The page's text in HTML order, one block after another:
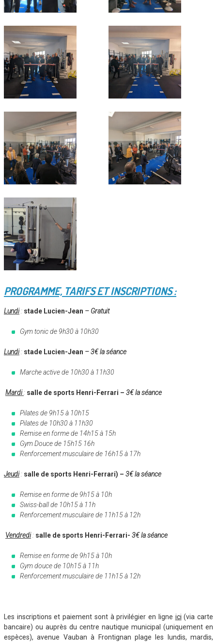
PROGRAMME, TARIFS ET INSCRIPTIONS :
Lundi: stade Lucien-Jean – Gratuit
Gym tonic de 9h30 à 10h30
Lundi: stade Lucien-Jean –3€ la séance
Marche active de 10h30 à 11h30
Mardi: salle de sports Henri-Ferrari – 3€ la séance
Pilates de 9h15 à 10h15
Pilates de 10h30 à 11h30
Remise en forme de 14h15 à 15h
Gym Douce de 15h15 16h
Renforcement musculaire de 16h15 à 17h
Jeudi: salle de sports Henri-Ferrari) – 3€ la séance
Remise en forme de 9h15 à 10h
Swiss-ball de 10h15 à 11h
Renforcement musculaire de 11h15 à 12h
Vendredi: salle de sports Henri-Ferrari- 3€ la séance
Remise en forme de 9h15 à 10h
Gym douce de 10h15 à 11h
Renforcement musculaire de 11h15 à 12h
Les inscriptions et paiement sont à privilégier en ligne ici (via carte
bancaire) ou auprès du centre nautique municipal (uniquement en
espèces), avenue Vauban à Frontignan plage les lundis, mardis,